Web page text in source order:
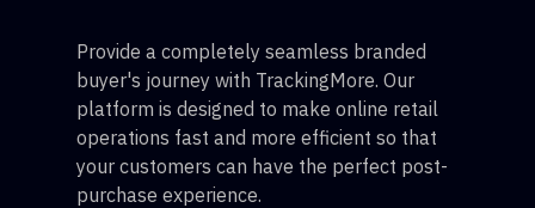
Provide a completely seamless branded
buyer's journey with TrackingMore. Our
platform is designed to make online retail
operations fast and more efficient so that
your customers can have the perfect post-
purchase experience.